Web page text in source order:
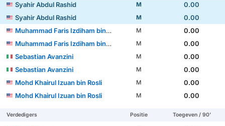
Syahir Abdul Rashid
M
0.00
Syahir Abdul Rashid
M
0.00
Muhammad Faris Izdiham bin Awang Kechik
M
0.00
Muhammad Faris Izdiham bin Awang Kechik
M
0.00
Sebastian Avanzini
M
0.00
Sebastian Avanzini
M
0.00
Mohd Khairul Izuan bin Rosli
M
0.00
Mohd Khairul Izuan bin Rosli
M 0.00
Verdedigers Positie Toegeven / 90'